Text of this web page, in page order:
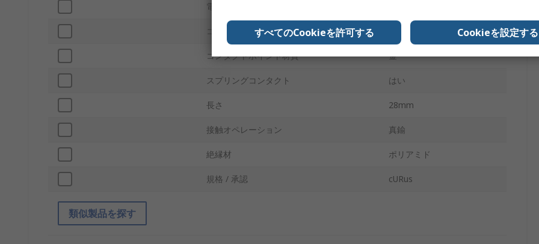
電圧
コネクタサイズ
コンタクトポイント材質 金
スプリングコンタクト はい
長さ 28mm
接触オペレーション 真鍮
絶縁材 ポリアミド
規格 / 承認 cURus
類似製品を探す
すべてのCookieを許可する Cookieを設定する